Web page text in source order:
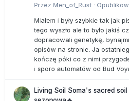
Przez Men_of_Rust ·
Miałem i były szybkie tak jak
tego wyszło ale to było jakiś
dopracowali genetykę,
opisów na stronie. Ja
kończę póki co z nimi
i sporo automatów od Bud
Living Soil Soma's sacred soil